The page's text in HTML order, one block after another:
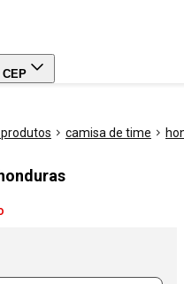
camisa de time